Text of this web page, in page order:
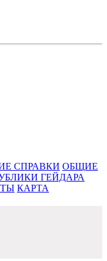
СПРАВКИ ОБЩИЕ
ГЕЙДАРА
КАРТА